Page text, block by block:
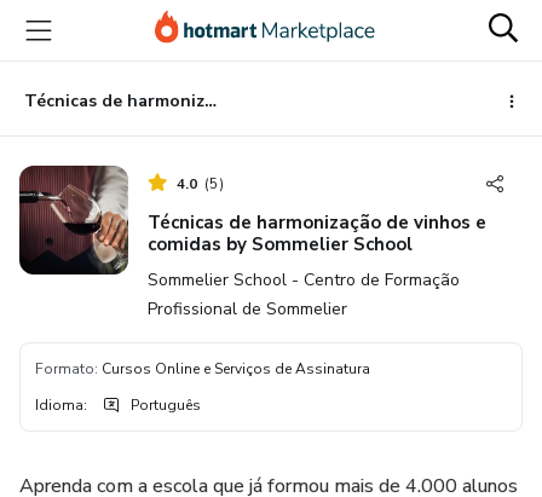
para
conteúdo
principal
para
pagamento
para
rodapé
Técnicas de harmonização de vinhos e comidas by Sommelier School
4.0 (5)
Técnicas de harmonização de vinhos e
comidas by Sommelier School
Sommelier School - Centro de Formação
Profissional de Sommelier
Formato: Cursos Online e Serviços de Assinatura
Idioma: Português
Aprenda com a escola que já formou mais de 4.000 alunos